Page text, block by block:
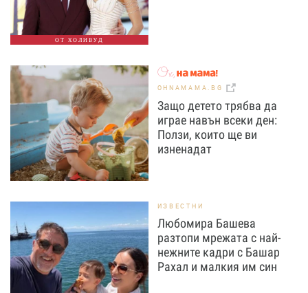
ОТ ХОЛИВУД
OHNAMAMA.BG
Защо детето трябва да
играе навън всеки ден:
Ползи, които ще ви
изненадат
ИЗВЕСТНИ
Любомира Башева
разтопи мрежата с най-
нежните кадри с Башар
Рахал и малкия им син